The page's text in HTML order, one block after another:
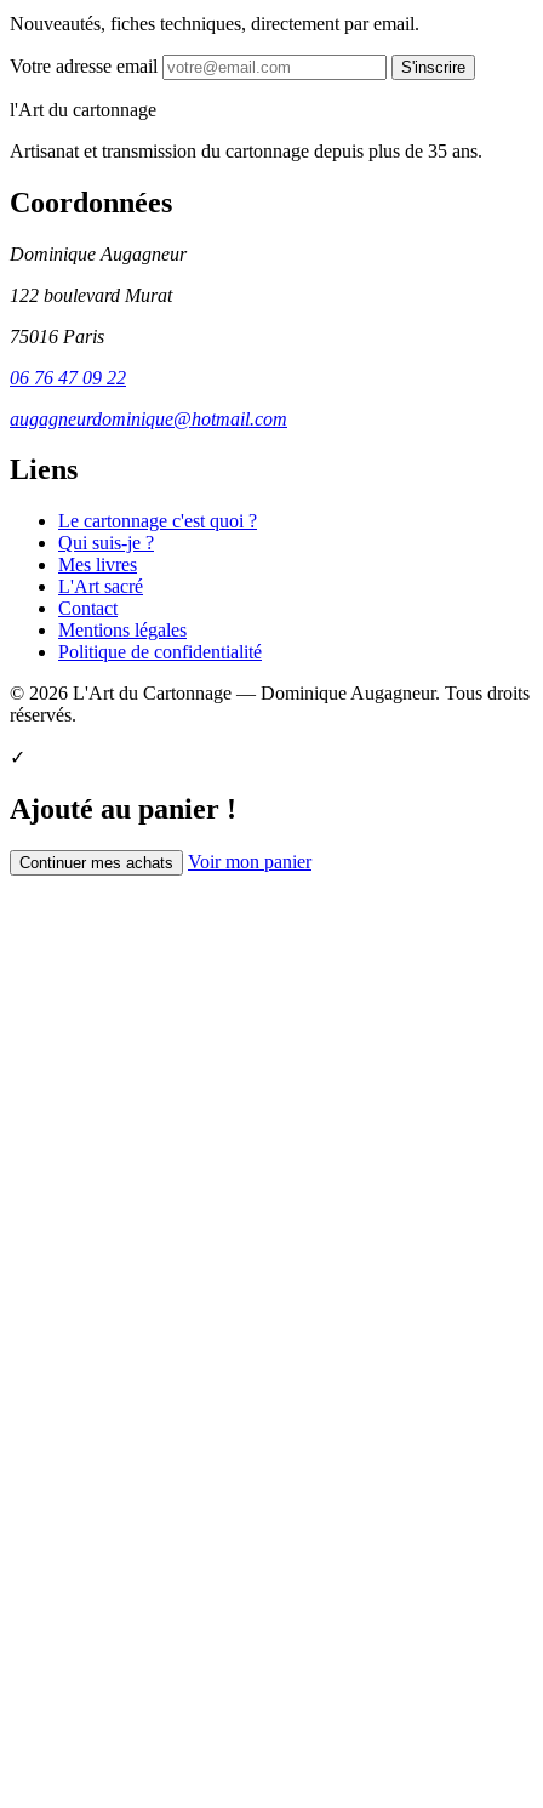
Nouveautés, fiches techniques, directement par email.
Votre adresse email S'inscrire
l'Art du cartonnage
Artisanat et transmission du cartonnage depuis plus de 35 ans.
Coordonnées
Dominique Augagneur
122 boulevard Murat
75016 Paris
06 76 47 09 22
augagneurdominique@hotmail.com
Liens
Le cartonnage c'est quoi ?
Qui suis-je ?
Mes livres
L'Art sacré
Contact
Mentions légales
Politique de confidentialité
© 2026 L'Art du Cartonnage — Dominique Augagneur. Tous droits
réservés.
✓
Ajouté au panier !
Continuer mes achats Voir mon panier